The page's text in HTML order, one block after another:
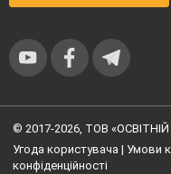
© 2017-2026, ТОВ
Угода користувача | Умови
конфіденційності